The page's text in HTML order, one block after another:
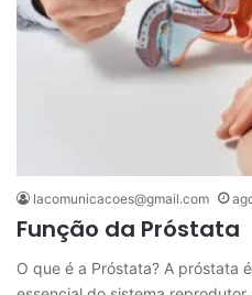
lacomunicacoes@gmail.com
Função da Próstata
O que é a Próstata? A próstata